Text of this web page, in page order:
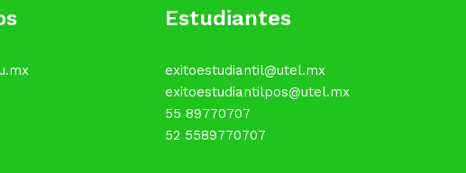
Estudiantes
exitoestudiantil@utel.mx
exitoestudiantilpos@utel.mx
55 89770707
52 5589770707